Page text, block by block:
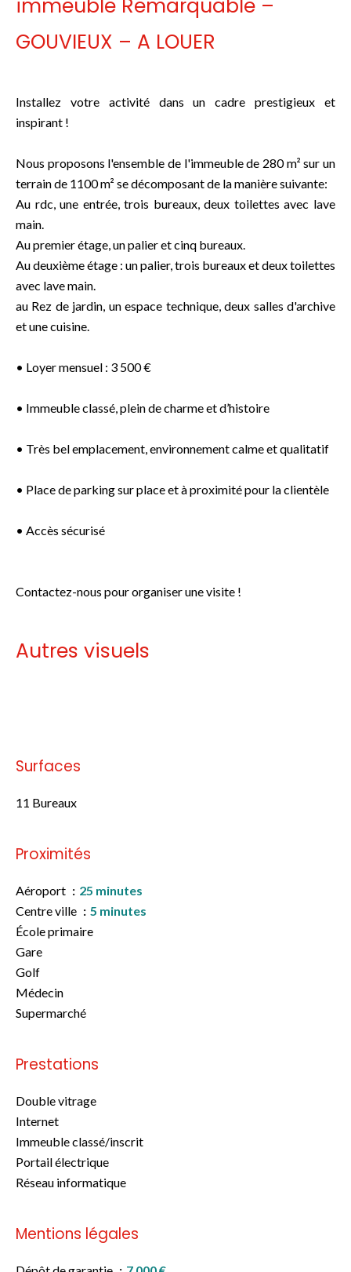
immeuble Remarquable –
GOUVIEUX – A LOUER
Installez votre activité dans un cadre prestigieux et
inspirant !
Nous proposons l'ensemble de l'immeuble de 280 m² sur un
terrain de 1100 m² se décomposant de la manière suivante:
Au rdc, une entrée, trois bureaux, deux toilettes avec lave
main.
Au premier étage, un palier et cinq bureaux.
Au deuxième étage : un palier, trois bureaux et deux toilettes
avec lave main.
au Rez de jardin, un espace technique, deux salles d'archive
et une cuisine.
• Loyer mensuel : 3 500 €
• Immeuble classé, plein de charme et d’histoire
• Très bel emplacement, environnement calme et qualitatif
• Place de parking sur place et à proximité pour la clientèle
• Accès sécurisé
Contactez-nous pour organiser une visite !
Autres visuels
Surfaces
11 Bureaux
Proximités
Aéroport
25 minutes
Centre ville
5 minutes
École primaire
Gare
Golf
Médecin
Supermarché
Prestations
Double vitrage
Internet
Immeuble classé/inscrit
Portail électrique
Réseau informatique
Mentions légales